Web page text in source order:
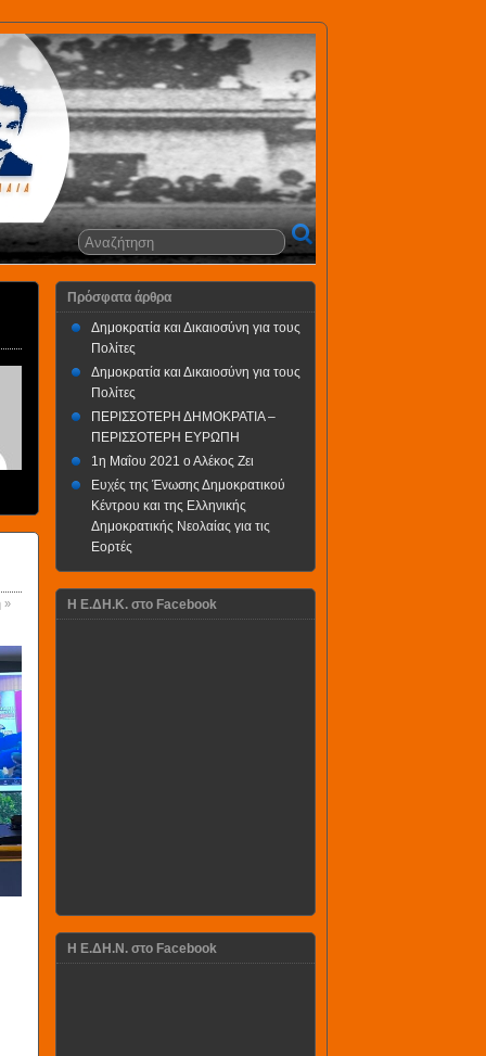
»
Πρόσφατα άρθρα
Δημοκρατία και Δικαιοσύνη για τους
Πολίτες
Δημοκρατία και Δικαιοσύνη για τους
Πολίτες
ΠΕΡΙΣΣΟΤΕΡΗ ΔΗΜΟΚΡΑΤΙΑ –
ΠΕΡΙΣΣΟΤΕΡΗ ΕΥΡΩΠΗ
1η Μαΐου 2021 ο Αλέκος Ζει
Ευχές της Ένωσης Δημοκρατικού
Κέντρου και της Ελληνικής
Δημοκρατικής Νεολαίας για τις
Εορτές
H Ε.ΔΗ.Κ. στο Facebook
Η Ε.ΔΗ.Ν. στο Facebook